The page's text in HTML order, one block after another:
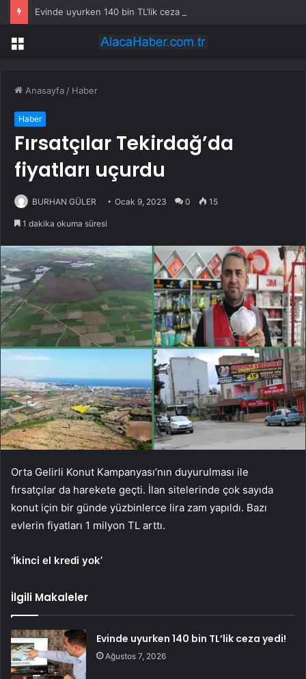
Evinde uyurken 140 bin TL’lik ceza yedi!
Menü
Anasayfa / Haber
Haber
Fırsatçılar Tekirdağ’da
fiyatları uçurdu
BURHAN GÜLER Ocak 9, 2023 0 15
1 dakika okuma süresi
Orta Gelirli Konut Kampanyası’nın duyurulması ile
fırsatçılar da harekete geçti. İlan sitelerinde çok sayıda
konut için bir günde yüzbinlerce lira zam yapıldı. Bazı
evlerin fiyatları 1 milyon TL arttı.
‘İkinci el kredi yok’
İlgili Makaleler
Evinde uyurken 140 bin TL’lik ceza yedi!
Ağustos 7, 2026